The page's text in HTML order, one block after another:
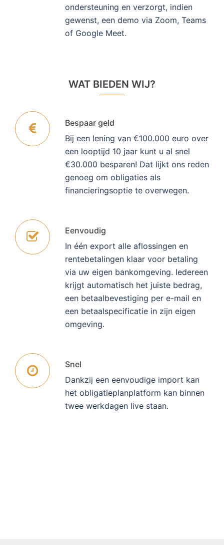
ondersteuning en verzorgt, indien
gewenst, een demo via Zoom, Teams
of Google Meet.
WAT BIEDEN WIJ?
Bespaar geld
Bij een lening van €100.000 euro over
een looptijd 10 jaar kunt u al snel
€30.000 besparen! Dat lijkt ons reden
genoeg om obligaties als
financieringsoptie te overwegen.
Eenvoudig
In één export alle aflossingen en
rentebetalingen klaar voor betaling
via uw eigen bankomgeving. Iedereen
krijgt automatisch het juiste bedrag,
een betaalbevestiging per e-mail en
een betaalspecificatie in zijn eigen
omgeving.
Snel
Dankzij een eenvoudige import kan
het obligatieplanplatform kan binnen
twee werkdagen live staan.